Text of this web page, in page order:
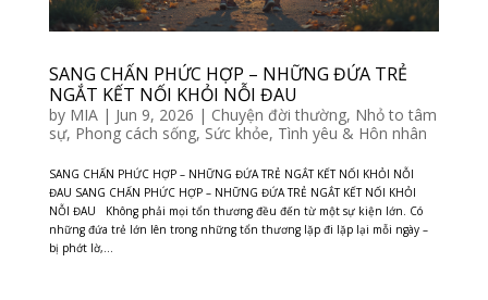
SANG CHẤN PHỨC HỢP – NHỮNG ĐỨA TRẺ
NGẮT KẾT NỐI KHỎI NỖI ĐAU
by MIA| Jun 9, 2026 | Chuyện đời thường, Nhỏ to tâm
sự, Phong cách sống, Sức khỏe, Tình yêu & Hôn nhân
SANG CHẤN PHỨC HỢP – NHỮNG ĐỨA TRẺ NGẮT KẾT NỐI KHỎI NỖI
ĐAU SANG CHẤN PHỨC HỢP – NHỮNG ĐỨA TRẺ NGẮT KẾT NỐI KHỎI
NỖI ĐAU Không phải mọi tổn thương đều đến từ một sự kiện lớn. Có
những đứa trẻ lớn lên trong những tổn thương lặp đi lặp lại mỗi ngày –
bị phớt lờ,...